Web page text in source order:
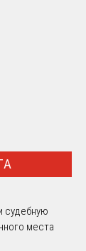
судебную
места